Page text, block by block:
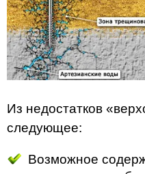
Из недостатков
следующее:
Возможное